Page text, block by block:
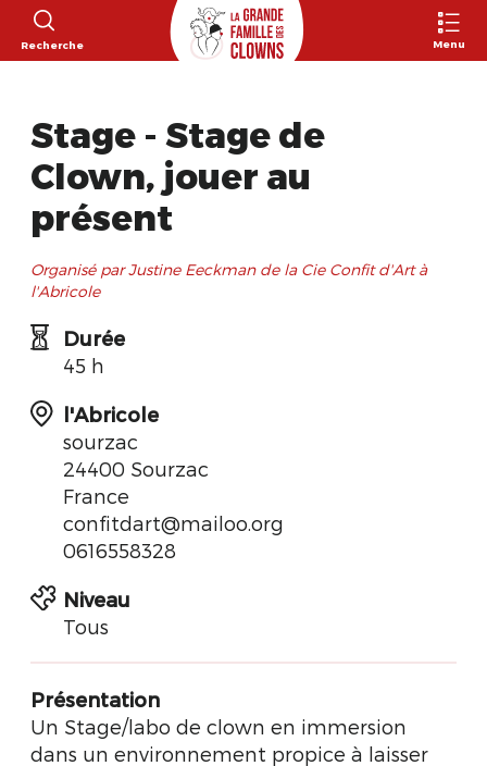
Recherche Menu
Stage - Stage de
Clown, jouer au
présent
Organisé par Justine Eeckman de la Cie Confit d'Art à
l'Abricole
Durée
45 h
l'Abricole
sourzac
24400 Sourzac
France
confitdart@mailoo.org
0616558328
Niveau
Tous
Présentation
Un Stage/labo de clown en immersion
dans un environnement propice à laisser